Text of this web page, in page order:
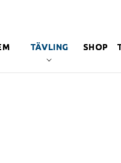
TÄVLING SHOP